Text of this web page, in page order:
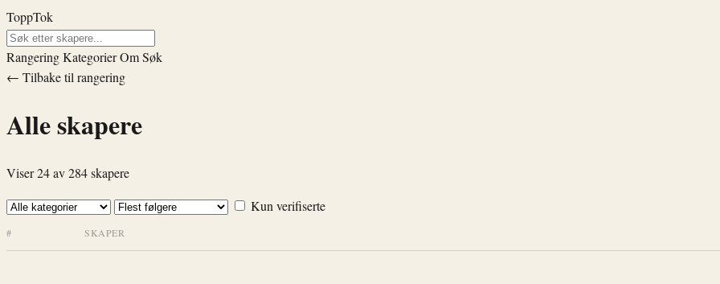
ToppTok
RangeringKategorierOmSøk
← Tilbake til rangering
Alle skapere
Viser 24 av 284 skapere
Kun verifiserte
# SKAPER